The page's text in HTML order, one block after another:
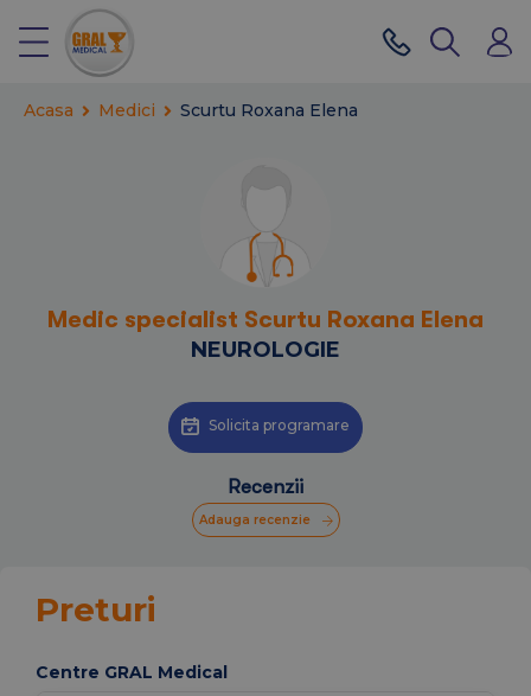
Acasa Medici Scurtu Roxana Elena
Medic specialist Scurtu Roxana Elena
NEUROLOGIE
Solicita programare
Recenzii
Adauga recenzie
Preturi
Centre GRAL Medical